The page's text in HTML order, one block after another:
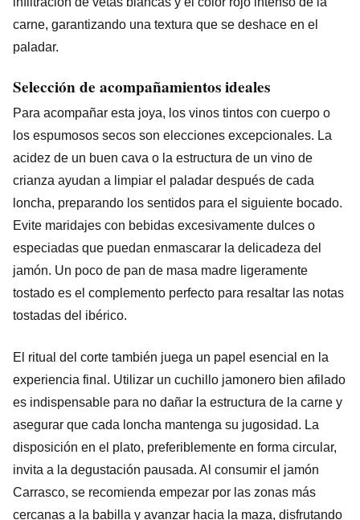
carne, garantizando una textura que se deshace en el
paladar.
Selección de acompañamientos ideales
Para acompañar esta joya, los vinos tintos con cuerpo o
los espumosos secos son elecciones excepcionales. La
acidez de un buen cava o la estructura de un vino de
crianza ayudan a limpiar el paladar después de cada
loncha, preparando los sentidos para el siguiente bocado.
Evite maridajes con bebidas excesivamente dulces o
especiadas que puedan enmascarar la delicadeza del
jamón. Un poco de pan de masa madre ligeramente
tostado es el complemento perfecto para resaltar las notas
tostadas del ibérico.
El ritual del corte también juega un papel esencial en la
experiencia final. Utilizar un cuchillo jamonero bien afilado
es indispensable para no dañar la estructura de la carne y
asegurar que cada loncha mantenga su jugosidad. La
disposición en el plato, preferiblemente en forma circular,
invita a la degustación pausada. Al consumir el jamón
Carrasco, se recomienda empezar por las zonas más
cercanas a la babilla y avanzar hacia la maza, disfrutando